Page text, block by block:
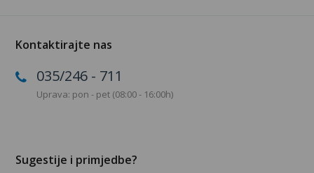
Kontaktirajte nas
035/246 - 711
Uprava: pon - pet (08:00 - 16:00h)
Sugestije i primjedbe?